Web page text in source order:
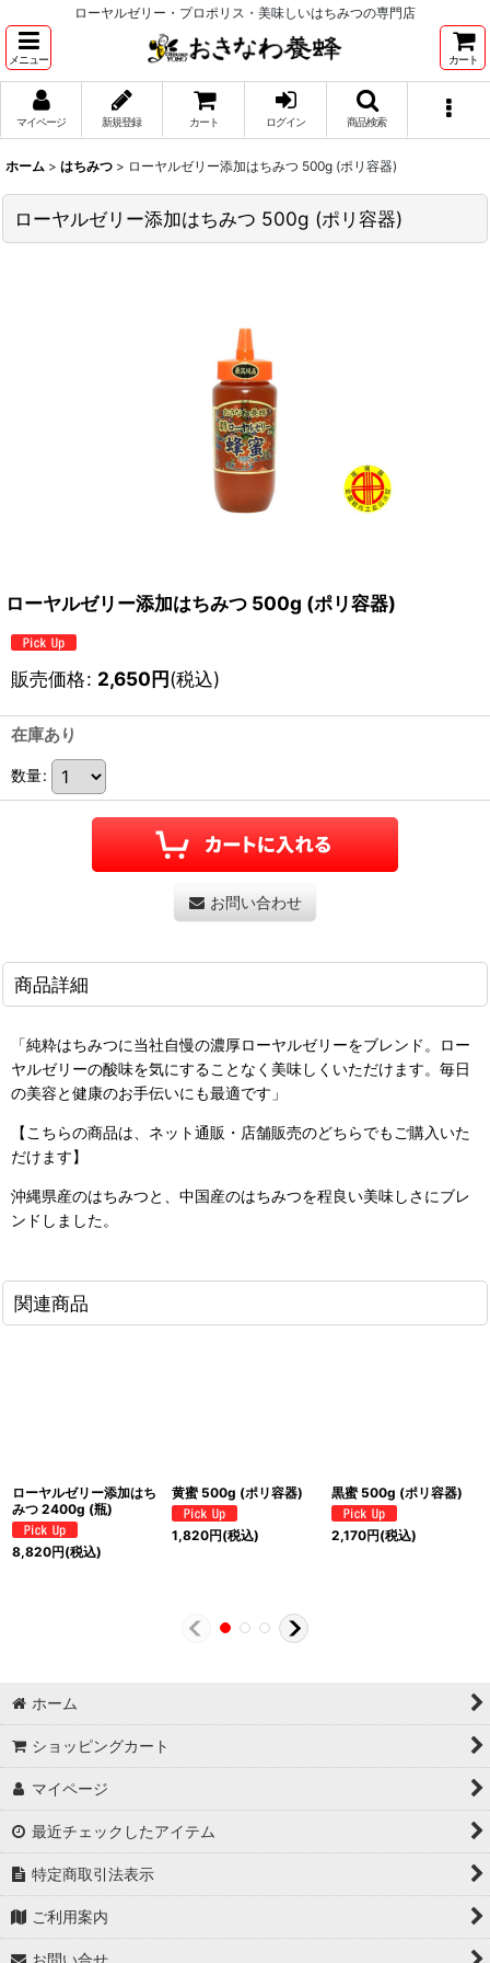
ローヤルゼリー・プロポリス・美味しいはちみつの専門店
メニュー カート
マイページ 新規登録 カート ログイン 商品検索
ホーム > はちみつ > ローヤルゼリー添加はちみつ 500g (ポリ容器)
ローヤルゼリー添加はちみつ 500g (ポリ容器)
ローヤルゼリー添加はちみつ 500g (ポリ容器)
販売価格: 2,650円(税込)
在庫あり
数量:
お問い合わせ
商品詳細
「純粋はちみつに当社自慢の濃厚ローヤルゼリーをブレンド。ロー
ヤルゼリーの酸味を気にすることなく美味しくいただけます。毎日
の美容と健康のお手伝いにも最適です」
【こちらの商品は、ネット通販・店舗販売のどちらでもご購入いた
だけます】
沖縄県産のはちみつと、中国産のはちみつを程良い美味しさにブレ
ンドしました。
関連商品
ローヤルゼリー添加はち
みつ 2400g (瓶)
8,820円(税込)
黄蜜 500g (ポリ容器)
1,820円(税込)
黒蜜 500g (ポリ容器)
2,170円(税込)
ホーム
ショッピングカート
マイページ
最近チェックしたアイテム
特定商取引法表示
ご利用案内